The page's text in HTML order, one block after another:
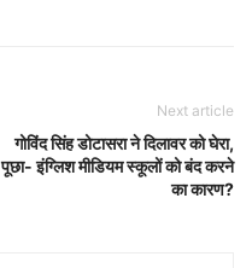
Next article
गोविंद सिंह डोटासरा ने दिलावर को घेरा,
पूछा- इंग्लिश मीडियम स्कूलों को बंद करने
का कारण?